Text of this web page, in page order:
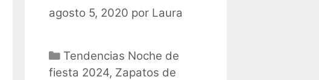
agosto 5, 2020 por Laura
Categorías
Tendencias Noche de
fiesta 2024, Zapatos de